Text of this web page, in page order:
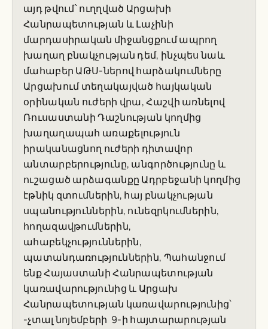
այդ թվում՝ ուղղված Արցախի
Հանրապետության և Լաչինի
մարդասիրական միջանցքում ապրող
խաղաղ բնակչության դեմ, ինչպես նաև
մահաբեր ԱԹՍ-ներով հարձակումները
Արցախում տեղակայված հայկական
օրինական ուժերի վրա, Հաշվի առնելով
Ռուսաստանի Դաշնության կողմից
խաղաղապահ առաքելություն
իրականացնող ուժերի դիտավոր
անտարբերությունը, անգործությունը և
ուշացած արձագանքը Ադրբեջանի կողմից
էթնիկ զտումներին, հայ բնակչության
սպանություններին, ունեզրկումներին,
հողազավթումներին,
ահաբեկչություններին,
պատանդառություններին, Պահանջում
ենք Հայաստանի Հանրապետության
կառավարությունից և Արցախ
Հանրապետության կառավարությունից՝
-չտալ նոյեմբերի 9-ի հայտարարության